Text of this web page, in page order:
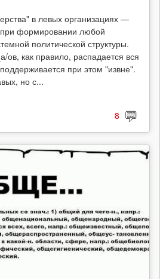
в левых организациях —
при формировании любой
политической структуры.
ов, как правило, распадается вся
при этом "извне".
но с...
8